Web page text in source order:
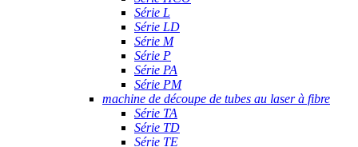
Série L
Série LD
Série M
Série P
Série PA
Série PM
machine de découpe de tubes au laser à fibre
Série TA
Série TD
Série TE